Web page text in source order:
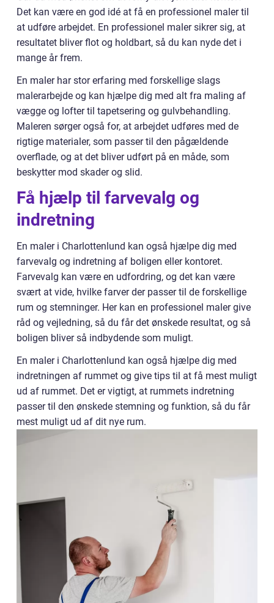
Det kan være en god idé at få en professionel maler til
at udføre arbejdet. En professionel maler sikrer sig, at
resultatet bliver flot og holdbart, så du kan nyde det i
mange år frem.
En maler har stor erfaring med forskellige slags
malerarbejde og kan hjælpe dig med alt fra maling af
vægge og lofter til tapetsering og gulvbehandling.
Maleren sørger også for, at arbejdet udføres med de
rigtige materialer, som passer til den pågældende
overflade, og at det bliver udført på en måde, som
beskytter mod skader og slid.
Få hjælp til farvevalg og
indretning
En maler i Charlottenlund kan også hjælpe dig med
farvevalg og indretning af boligen eller kontoret.
Farvevalg kan være en udfordring, og det kan være
svært at vide, hvilke farver der passer til de forskellige
rum og stemninger. Her kan en professionel maler give
råd og vejledning, så du får det ønskede resultat, og så
boligen bliver så indbydende som muligt.
En maler i Charlottenlund kan også hjælpe dig med
indretningen af rummet og give tips til at få mest muligt
ud af rummet. Det er vigtigt, at rummets indretning
passer til den ønskede stemning og funktion, så du får
mest muligt ud af dit nye rum.